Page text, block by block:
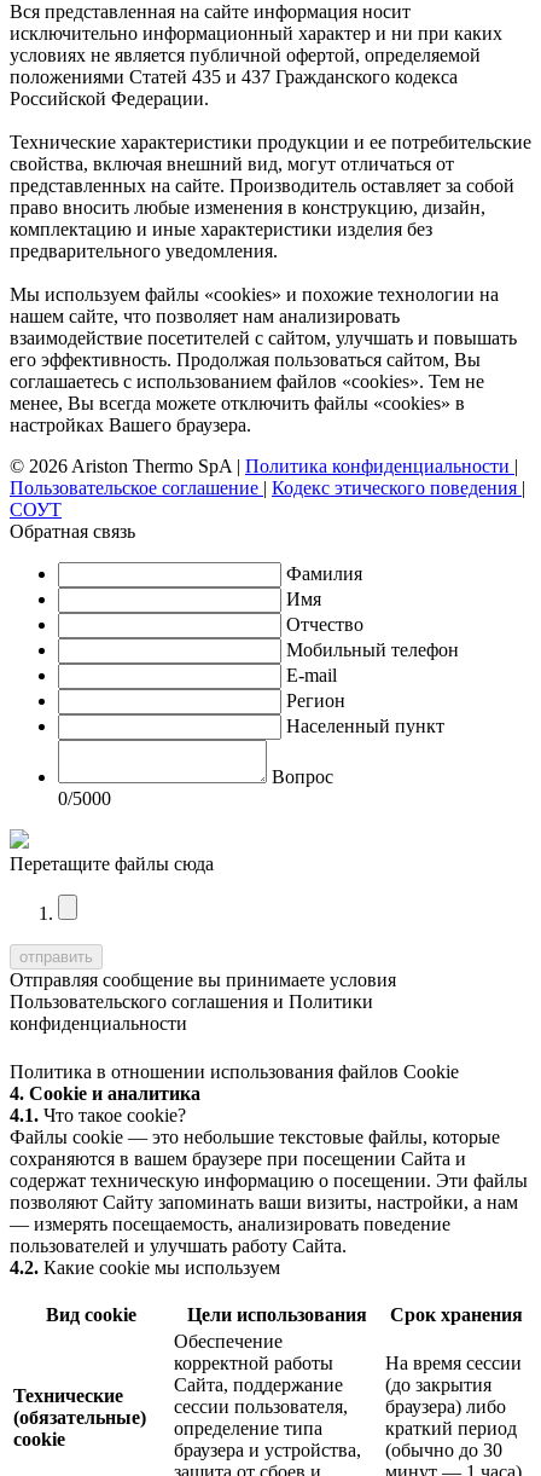
Вся представленная на сайте информация носит
исключительно информационный характер и ни при каких
условиях не является публичной офертой, определяемой
положениями Статей 435 и 437 Гражданского кодекса
Российской Федерации.
Технические характеристики продукции и ее потребительские
свойства, включая внешний вид, могут отличаться от
представленных на сайте. Производитель оставляет за собой
право вносить любые изменения в конструкцию, дизайн,
комплектацию и иные характеристики изделия без
предварительного уведомления.
Мы используем файлы «cookies» и похожие технологии на
нашем сайте, что позволяет нам анализировать
взаимодействие посетителей с сайтом, улучшать и повышать
его эффективность. Продолжая пользоваться сайтом, Вы
соглашаетесь с использованием файлов «cookies». Тем не
менее, Вы всегда можете отключить файлы «cookies» в
настройках Вашего браузера.
© 2026 Ariston Thermo SpA | Политика конфиденциальности |
Пользовательское соглашение | Кодекс этического поведения |
СОУТ
Обратная связь
Фамилия
Имя
Отчество
Мобильный телефон
E-mail
Регион
Населенный пункт
Вопрос
0/5000
Перетащите файлы сюда
Отправляя сообщение вы принимаете условия
Пользовательского соглашения и Политики
конфиденциальности
Политика в отношении использования файлов Cookie
4. Cookie и аналитика
4.1. Что такое cookie?
Файлы cookie — это небольшие текстовые файлы, которые
сохраняются в вашем браузере при посещении Сайта и
содержат техническую информацию о посещении. Эти файлы
позволяют Сайту запоминать ваши визиты, настройки, а нам
— измерять посещаемость, анализировать поведение
пользователей и улучшать работу Сайта.
4.2. Какие cookie мы используем
Вид cookie Цели использования Срок хранения
Технические
(обязательные)
cookie
Обеспечение
корректной работы
Сайта, поддержание
сессии пользователя,
определение типа
браузера и устройства,
На время сессии
(до закрытия
браузера) либо
краткий период
(обычно до 30